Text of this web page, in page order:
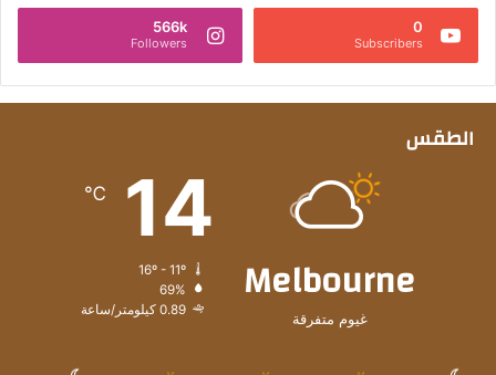
0
Subscribers
566k
Followers
الطقس
Melbourne
غيوم متفرقة
14
℃
69%
0.89 كيلومتر/ساعة